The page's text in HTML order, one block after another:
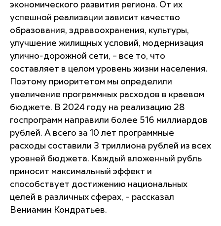
экономического развития региона. От их
успешной реализации зависит качество
образования, здравоохранения, культуры,
улучшение жилищных условий, модернизация
улично-дорожной сети, – все то, что
составляет в целом уровень жизни населения.
Поэтому приоритетом мы определили
увеличение программных расходов в краевом
бюджете. В 2024 году на реализацию 28
госпрограмм направили более 516 миллиардов
рублей. А всего за 10 лет программные
расходы составили 3 триллиона рублей из всех
уровней бюджета. Каждый вложенный рубль
приносит максимальный эффект и
способствует достижению национальных
целей в различных сферах, – рассказал
Вениамин Кондратьев.